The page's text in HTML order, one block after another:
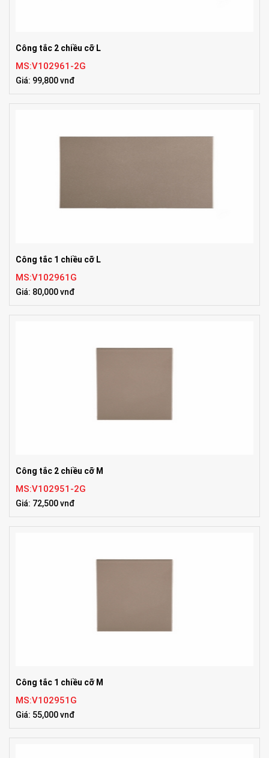
Công tắc 2 chiều cỡ L
MS:V102961-2G
Giá: 99,800 vnđ
Công tắc 1 chiều cỡ L
MS:V102961G
Giá: 80,000 vnđ
Công tắc 2 chiều cỡ M
MS:V102951-2G
Giá: 72,500 vnđ
Công tắc 1 chiều cỡ M
MS:V102951G
Giá: 55,000 vnđ